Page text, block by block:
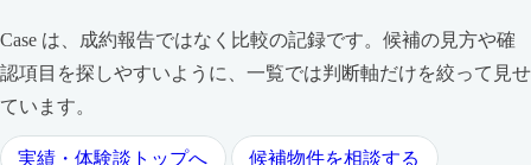
Case は、成約報告ではなく比較の記録です。候補の見方や確
認項目を探しやすいように、一覧では判断軸だけを絞って見せ
ています。
実績・体験談トップへ 候補物件を相談する